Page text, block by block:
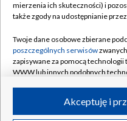
Naziemna Telewizja
Rada Programowa
System NOS
Informacje o nadawcy
Program dla prasy
mierzenia ich skuteczności) i
także zgody na udostępnianie
Twoje dane osobowe zbierane
poszczególnych serwisów
zapisywane za pomocą
WWW lub innych podobnych
ruchu w Internecie.Akceptuję i